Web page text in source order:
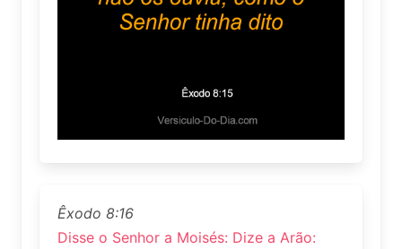
Êxodo 8:16
Disse o Senhor a Moisés: Dize a Arão: